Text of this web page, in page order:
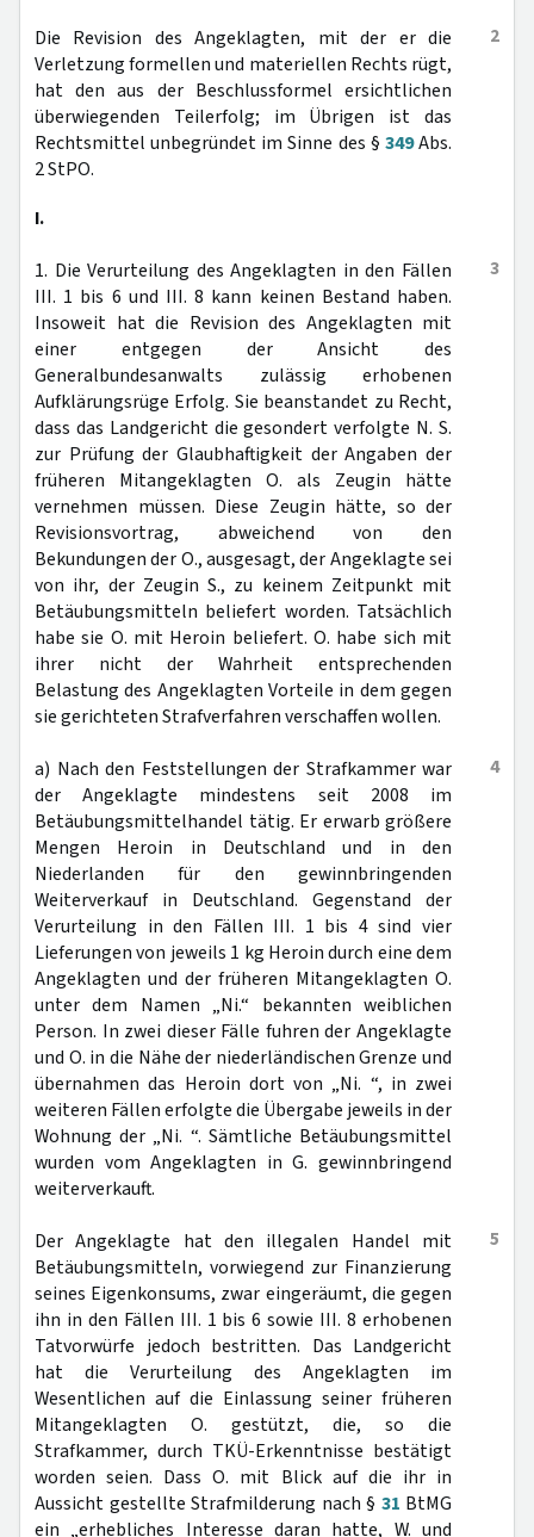
2
Die Revision des Angeklagten, mit der er die
Verletzung formellen und materiellen Rechts rügt,
hat den aus der Beschlussformel ersichtlichen
überwiegenden Teilerfolg; im Übrigen ist das
Rechtsmittel unbegründet im Sinne des § 349Abs.
2 StPO.
I.
3
1. Die Verurteilung des Angeklagten in den Fällen
III. 1 bis 6 und III. 8 kann keinen Bestand haben.
Insoweit hat die Revision des Angeklagten mit
einer entgegen der Ansicht des
Generalbundesanwalts zulässig erhobenen
Aufklärungsrüge Erfolg. Sie beanstandet zu Recht,
dass das Landgericht die gesondert verfolgte N. S.
zur Prüfung der Glaubhaftigkeit der Angaben der
früheren Mitangeklagten O. als Zeugin hätte
vernehmen müssen. Diese Zeugin hätte, so der
Revisionsvortrag, abweichend von den
Bekundungen der O., ausgesagt, der Angeklagte sei
von ihr, der Zeugin S., zu keinem Zeitpunkt mit
Betäubungsmitteln beliefert worden. Tatsächlich
habe sie O. mit Heroin beliefert. O. habe sich mit
ihrer nicht der Wahrheit entsprechenden
Belastung des Angeklagten Vorteile in dem gegen
sie gerichteten Strafverfahren verschaffen wollen.
4
a) Nach den Feststellungen der Strafkammer war
der Angeklagte mindestens seit 2008 im
Betäubungsmittelhandel tätig. Er erwarb größere
Mengen Heroin in Deutschland und in den
Niederlanden für den gewinnbringenden
Weiterverkauf in Deutschland. Gegenstand der
Verurteilung in den Fällen III. 1 bis 4 sind vier
Lieferungen von jeweils 1 kg Heroin durch eine dem
Angeklagten und der früheren Mitangeklagten O.
unter dem Namen „Ni.“ bekannten weiblichen
Person. In zwei dieser Fälle fuhren der Angeklagte
und O. in die Nähe der niederländischen Grenze und
übernahmen das Heroin dort von „Ni. “, in zwei
weiteren Fällen erfolgte die Übergabe jeweils in der
Wohnung der „Ni. “. Sämtliche Betäubungsmittel
wurden vom Angeklagten in G. gewinnbringend
weiterverkauft.
5
Der Angeklagte hat den illegalen Handel mit
Betäubungsmitteln, vorwiegend zur Finanzierung
seines Eigenkonsums, zwar eingeräumt, die gegen
ihn in den Fällen III. 1 bis 6 sowie III. 8 erhobenen
Tatvorwürfe jedoch bestritten. Das Landgericht
hat die Verurteilung des Angeklagten im
Wesentlichen auf die Einlassung seiner früheren
Mitangeklagten O. gestützt, die, so die
Strafkammer, durch TKÜ-Erkenntnisse bestätigt
worden seien. Dass O. mit Blick auf die ihr in
Aussicht gestellte Strafmilderung nach § 31 BtMG
ein „erhebliches Interesse daran hatte, W. und